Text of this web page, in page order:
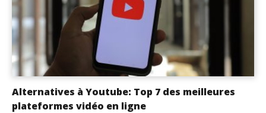
Alternatives à Youtube: Top 7 des meilleures
plateformes vidéo en ligne